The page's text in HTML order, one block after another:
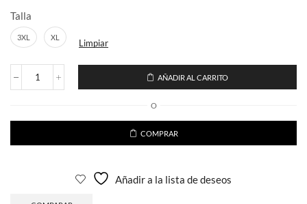
Talla
3XL XL Limpiar
Sueter
Santas
cantidad
AÑADIR AL CARRITO
O
COMPRAR
Añadir a la lista de deseos